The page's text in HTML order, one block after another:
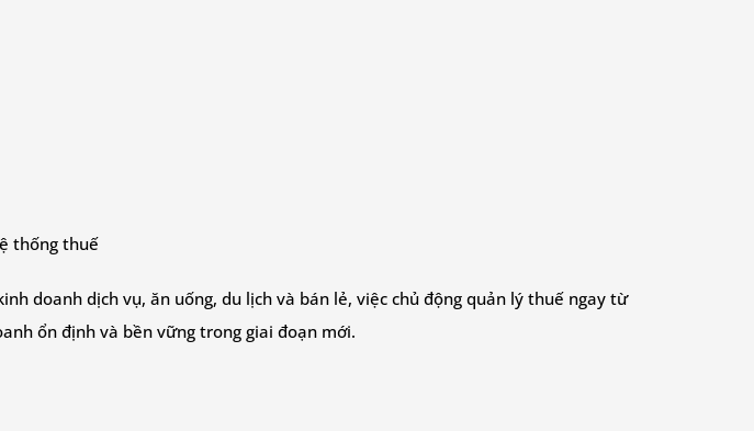
thống thuế
doanh dịch vụ, ăn uống, du lịch và bán lẻ, việc chủ động quản lý thuế ngay từ
ổn định và bền vững trong giai đoạn mới.